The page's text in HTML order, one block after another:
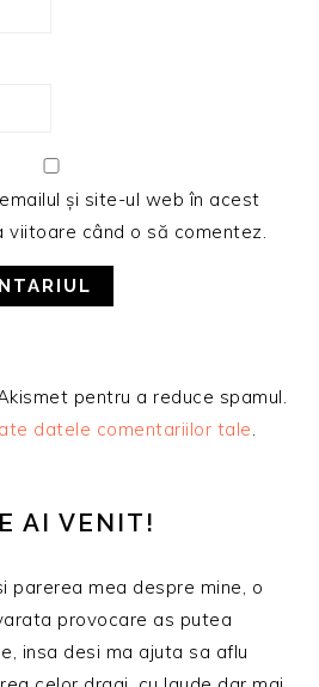
și site-ul web în acest
când o să comentez.
pentru a reduce spamul.
datele comentariilor tale.
AI VENIT!
parerea mea despre mine, o
provocare as putea
insa desi ma ajuta sa aflu